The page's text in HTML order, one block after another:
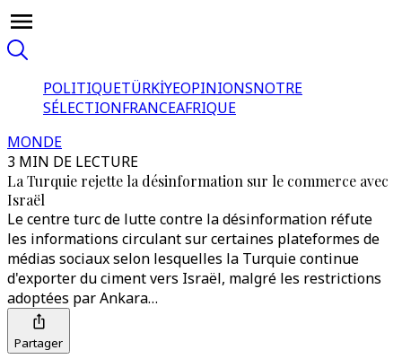
POLITIQUETÜRKİYEOPINIONSNOTRE
SÉLECTIONFRANCEAFRIQUE
MONDE
3 MIN DE LECTURE
La Turquie rejette la désinformation sur le commerce avec
Israël
Le centre turc de lutte contre la désinformation réfute
les informations circulant sur certaines plateformes de
médias sociaux selon lesquelles la Turquie continue
d'exporter du ciment vers Israël, malgré les restrictions
adoptées par Ankara…
Partager